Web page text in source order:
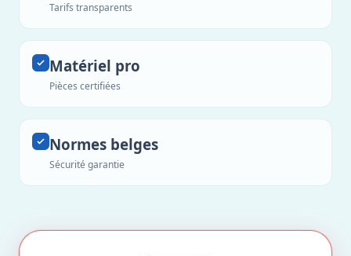
Tarifs transparents
Matériel pro
Pièces certifiées
Normes belges
Sécurité garantie